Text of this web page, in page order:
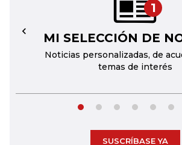
1
MI SELECCIÓN DE
Noticias personalizadas, de
temas de interés
←
SUSCRÍBASE YA